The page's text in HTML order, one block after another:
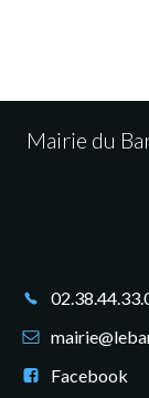
Mairie du
Facebook